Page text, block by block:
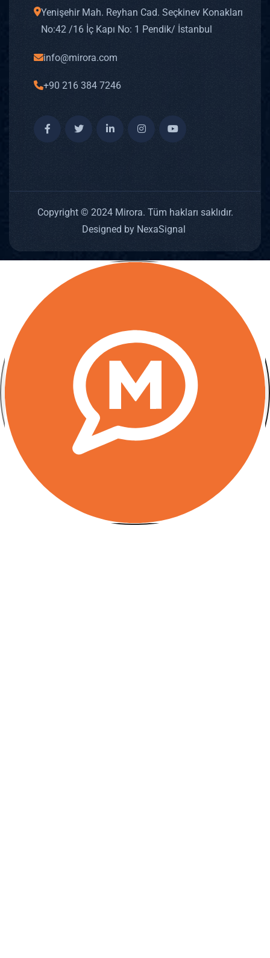
Yenişehir Mah. Reyhan Cad. Seçkinev Konakları
No: 42 /16 İç Kapı No: 1 Pendik/ İstanbul
info@mirora.com
+90 216 384 7246
Copyright © 2024 Mirora. Tüm hakları saklıdır.
Designed by NexaSignal